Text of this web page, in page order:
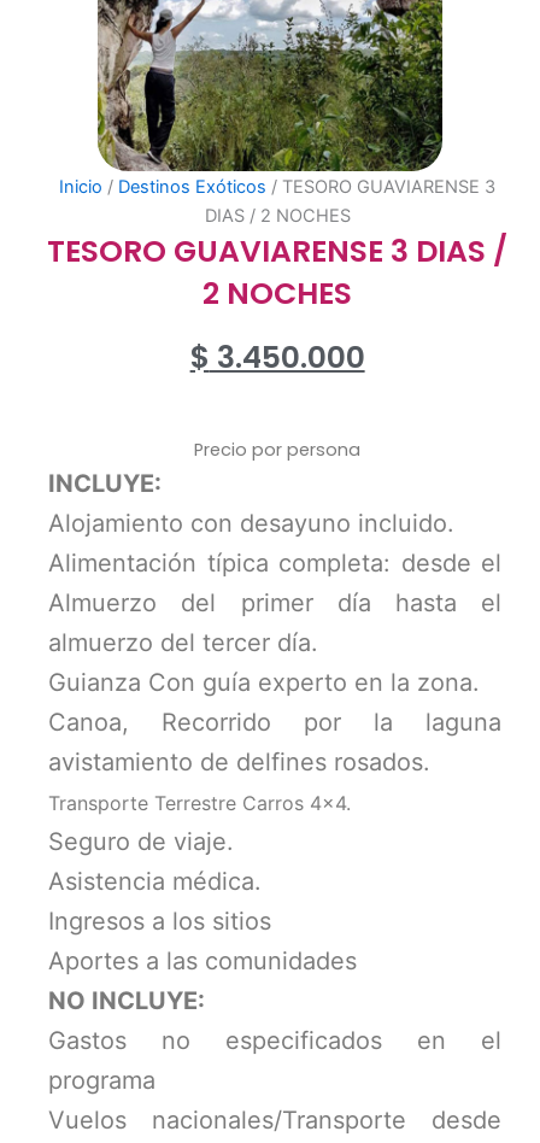
Inicio / Destinos Exóticos / TESORO GUAVIARENSE 3
DIAS / 2 NOCHES
TESORO GUAVIARENSE 3 DIAS /
2 NOCHES
$ 3.450.000
Precio por persona
INCLUYE:
Alojamiento con desayuno incluido.
Alimentación típica completa: desde el
Almuerzo del primer día hasta el
almuerzo del tercer día.
Guianza Con guía experto en la zona.
Canoa, Recorrido por la laguna
avistamiento de delfines rosados.
Transporte Terrestre Carros 4×4.
Seguro de viaje.
Asistencia médica.
Ingresos a los sitios
Aportes a las comunidades
NO INCLUYE:
Gastos no especificados en el
programa
Vuelos nacionales/Transporte desde